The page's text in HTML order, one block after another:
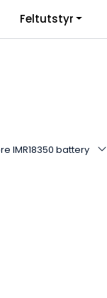
Feltutstyr
IMR18350 battery